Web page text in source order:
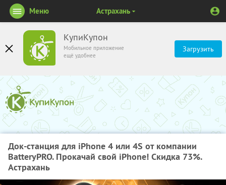
КупиКупон
Мобильное приложение
ещё удобнее
Загрузить
Меню Астрахань
Док-станция для iPhone 4 или 4S от компании
BatteryPRO. Прокачай свой iPhone! Скидка 73%.
Астрахань